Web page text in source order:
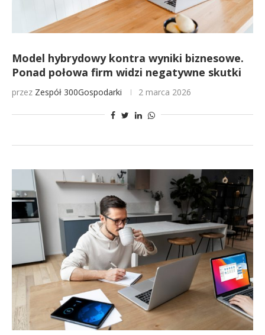
Model hybrydowy kontra wyniki biznesowe.
Ponad połowa firm widzi negatywne skutki
przez Zespół 300Gospodarki 2 marca 2026